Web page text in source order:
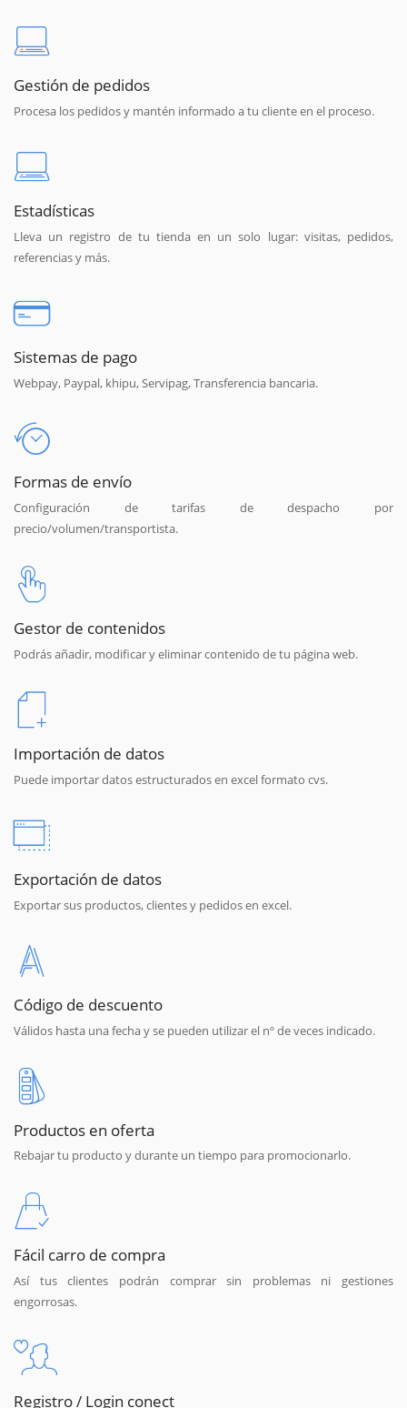
Gestión de pedidos
Procesa los pedidos y mantén informado a tu cliente en el proceso.
Estadísticas
Lleva un registro de tu tienda en un solo lugar: visitas, pedidos,
referencias y más.
Sistemas de pago
Webpay, Paypal, khipu, Servipag, Transferencia bancaria.
Formas de envío
Configuración de tarifas de despacho por
precio/volumen/transportista.
Gestor de contenidos
Podrás añadir, modificar y eliminar contenido de tu página web.
Importación de datos
Puede importar datos estructurados en excel formato cvs.
Exportación de datos
Exportar sus productos, clientes y pedidos en excel.
Código de descuento
Válidos hasta una fecha y se pueden utilizar el nº de veces indicado.
Productos en oferta
Rebajar tu producto y durante un tiempo para promocionarlo.
Fácil carro de compra
Así tus clientes podrán comprar sin problemas ni gestiones
engorrosas.
Registro / Login conect